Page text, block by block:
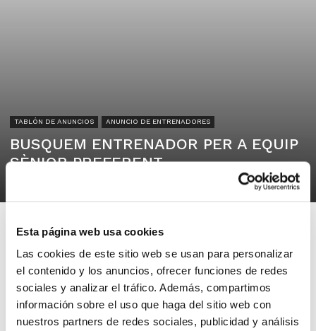
Esta página web usa cookies
Las cookies de este sitio web se usan para personalizar
el contenido y los anuncios, ofrecer funciones de redes
sociales y analizar el tráfico. Además, compartimos
información sobre el uso que haga del sitio web con
nuestros partners de redes sociales, publicidad y análisis
TABLÓN DE ANUNCIOS ANUNCIO DE ENTRENADORES
BUSQUEM ENTRENADOR PER A EQUIP
SÈNIOR PREFERENT
Club
Marina Alta